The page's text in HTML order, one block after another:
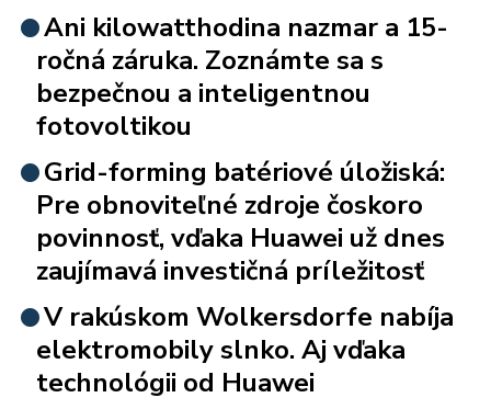
Ani kilowatthodina nazmar a 15-
ročná záruka. Zoznámte sa s
bezpečnou a inteligentnou
fotovoltikou
Grid-forming batériové úložiská:
Pre obnoviteľné zdroje čoskoro
povinnosť, vďaka Huawei už dnes
zaujímavá investičná príležitosť
V rakúskom Wolkersdorfe nabíja
elektromobily slnko. Aj vďaka
technológii od Huawei